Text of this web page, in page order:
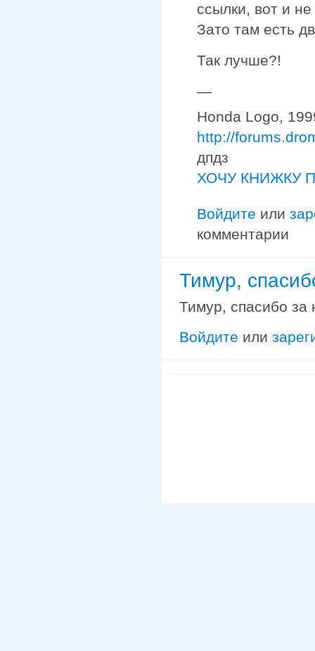
ссылки, вот и
Зато там есть
Так лучше?!
—
Honda Logo,
http://
дпдз
ХОЧУ КНИЖКУ
Войдите или
комментарии
Тимур,
Тимур, спасибо за
Войдите или